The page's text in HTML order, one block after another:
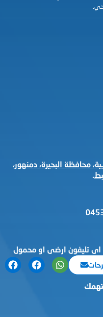
محافظة البحيرة، دمنهور،
.
تهمك